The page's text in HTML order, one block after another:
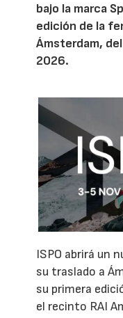
bajo la marca
edición de la
Ámsterdam,
2026.
ISPO abrirá un
su traslado a
su primera
el recinto RAI